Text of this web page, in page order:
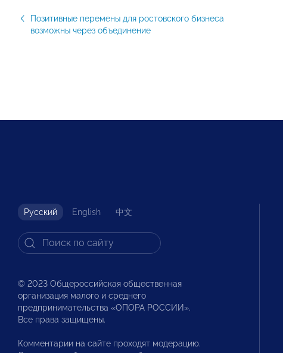
Позитивные перемены для ростовского бизнеса
возможны через объединение
Русский English 中文
© 2023 Общероссийская общественная
организация малого и среднего
предпринимательства «ОПОРА РОССИИ».
Все права защищены.
Комментарии на сайте проходят модерацию.